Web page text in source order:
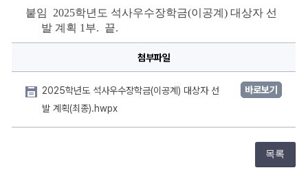
붙임 2025학년도 석사우수장학금(이공계) 대상자 선
발 계획 1 부. 끝.
첨부파일
2025학년도 석사우수장학금(이공계) 대상자 선
발 계획(최종).hwpx
바로보기
목록